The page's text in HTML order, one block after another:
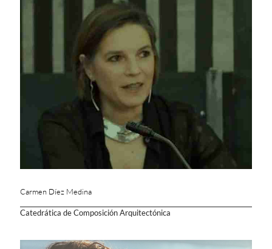
Carmen Díez Medina
Catedrática de Composición Arquitectónica